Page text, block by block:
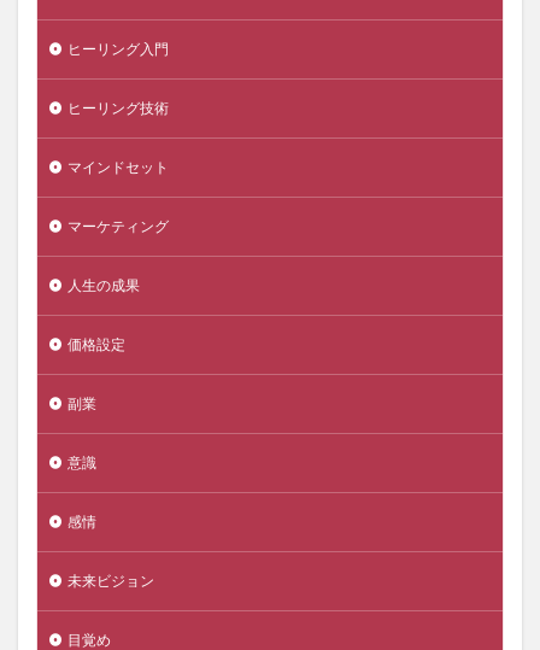
ヒーリング入門
ヒーリング技術
マインドセット
マーケティング
人生の成果
価格設定
副業
意識
感情
未来ビジョン
目覚め